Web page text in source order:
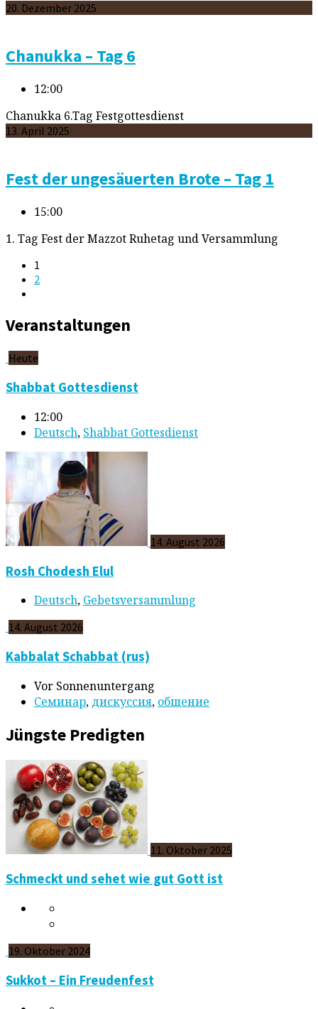
20. Dezember 2025
Chanukka – Tag 6
12:00
Chanukka 6.Tag Festgottesdienst
13. April 2025
Fest der ungesäuerten Brote – Tag 1
15:00
1. Tag Fest der Mazzot Ruhetag und Versammlung
1
2
Veranstaltungen
Heute
Shabbat Gottesdienst
12:00
Deutsch, Shabbat Gottesdienst
14. August 2026
Rosh Chodesh Elul
Deutsch, Gebetsversammlung
14. August 2026
Kabbalat Schabbat (rus)
Vor Sonnenuntergang
Cеминар, дискуссия, общение
Jüngste Predigten
11. Oktober 2025
Schmeckt und sehet wie gut Gott ist
19. Oktober 2024
Sukkot – Ein Freudenfest